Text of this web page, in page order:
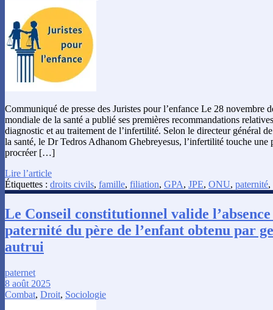
Communiqué de presse des Juristes pour l’enfance Le 28 novembre
mondiale de la santé a publié ses premières recommandations
diagnostic et au traitement de l’infertilité. Selon le directeur général
la santé, le Dr Tedros Adhanom Ghebreyesus, l’infertilité touche une
procréer […]
Lire l’article
Étiquettes : droits civils, famille, filiation, GPA, JPE, ONU, paternité,
Le Conseil constitutionnel valide l’absence
paternité du père de l’enfant obtenu par
autrui
paternet
8 août 2025
Combat, Droit, Sociologie